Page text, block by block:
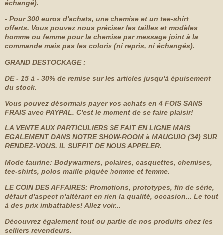
échangé).
- Pour 300 euros d'achats, une chemise et un tee-shirt
offerts. Vous pouvez nous préciser les tailles et modèles
homme ou femme pour la chemise par message joint à la
commande mais pas les coloris (ni repris, ni échangés).
GRAND DESTOCKAGE :
DE - 15 à - 30% de remise sur les articles jusqu'à épuisement
du stock.
Vous pouvez désormais payer vos achats en 4 FOIS SANS
FRAIS avec PAYPAL. C'est le moment de se faire plaisir!
LA VENTE AUX PARTICULIERS SE FAIT EN LIGNE MAIS
EGALEMENTDANS NOTRE SHOW-ROOM à MAUGUIO (34) SUR
RENDEZ-VOUS. IL SUFFIT DE NOUS APPELER.
Mode taurine: Bodywarmers, polaires, casquettes, chemises,
tee-shirts, polos maille piquée homme et femme.
LE COIN DES AFFAIRES: Promotions, prototypes, fin de série,
défaut d'aspect n'altérant en rien la qualité, occasion... Le tout
à des prix imbattables! Allez voir...
Découvrez également tout ou partie de nos produits chez les
selliers revendeurs.